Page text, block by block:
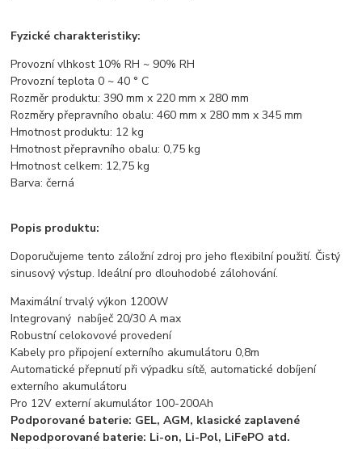
Fyzické charakteristiky:
Provozní vlhkost 10% RH ~ 90% RH
Provozní teplota 0 ~ 40 ° C
Rozměr produktu: 390 mm x 220 mm x 280 mm
Rozměry přepravního obalu: 460 mm x 280 mm x 345 mm
Hmotnost produktu: 12 kg
Hmotnost přepravního obalu: 0,75 kg
Hmotnost celkem: 12,75 kg
Barva: černá
Popis produktu:
Doporučujeme tento záložní zdroj pro jeho flexibilní použití. Čistý
sinusový výstup. Ideální pro dlouhodobé zálohování.
Maximální trvalý výkon 1200W
Integrovaný nabíječ 20/30 A max
Robustní celokovové provedení
Kabely pro připojení externího akumulátoru 0,8m
Automatické přepnutí při výpadku sítě, automatické dobíjení
externího akumulátoru
Pro 12V externí akumulátor 100-200Ah
Podporované baterie: GEL, AGM, klasické zaplavené
Nepodporované baterie: Li-on, Li-Pol, LiFePO atd.